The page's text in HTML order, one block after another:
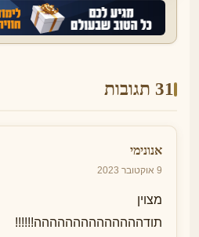
31 תגובות
אנונימי
9 אוקטובר 2023
מצוין
תודהההההההההההההה!!!!!!